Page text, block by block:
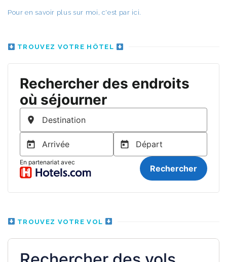
Pour en savoir plus sur moi, c'est par ici.
TROUVEZ VOTRE HÔTEL
TROUVEZ VOTRE VOL